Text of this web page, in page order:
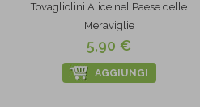
Tovagliolini Alice nel Paese delle
Meraviglie
5,90 €
AGGIUNGI